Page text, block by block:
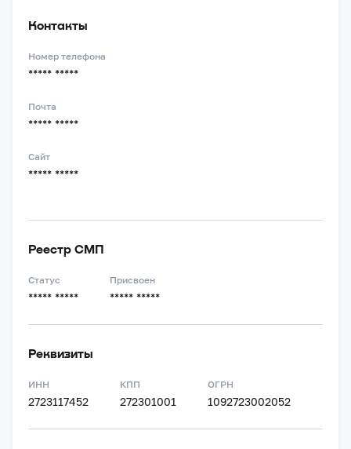
Контакты
Номер телефона
***** *****
Почта
***** *****
Сайт
***** *****
Реестр СМП
Статус
***** *****
Присвоен
***** *****
Реквизиты
ИНН
2723117452
КПП
272301001
ОГРН
1092723002052